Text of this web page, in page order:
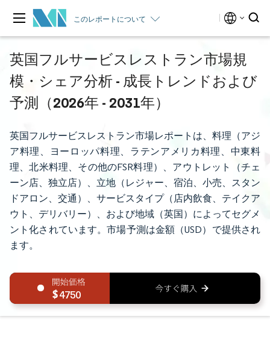
このレポートについて
英国フルサービスレストラン市場規
模・シェア分析 - 成長トレンドおよび
予測（2026年 - 2031年）
英国フルサービスレストラン市場レポートは、料理（アジ
ア料理、ヨーロッパ料理、ラテンアメリカ料理、中東料
理、北米料理、その他のFSR料理）、アウトレット（チェ
ーン店、独立店）、立地（レジャー、宿泊、小売、スタン
ドアロン、交通）、サービスタイプ（店内飲食、テイクア
ウト、デリバリー）、および地域（英国）によってセグメ
ント化されています。市場予測は金額（USD）で提供され
ます。
4750